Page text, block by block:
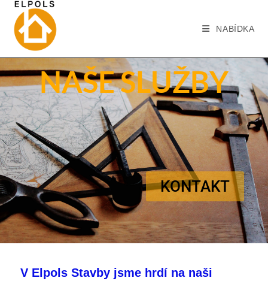
NABÍDKA
NAŠE SLUŽBY
KONTAKT
V Elpols Stavby jsme hrdí na naši